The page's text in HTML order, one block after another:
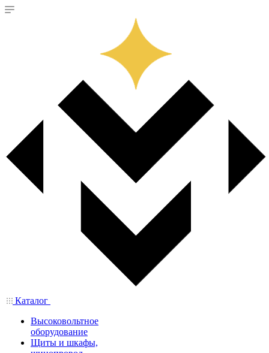
Каталог
Высоковольтное
оборудование
Щиты и шкафы,